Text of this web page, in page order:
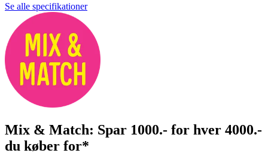
Se alle specifikationer
Mix & Match: Spar 1000.- for hver 4000.-
du køber for*